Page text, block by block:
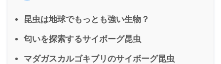
昆虫は地球でもっとも強い生物？
匂いを探索するサイボーグ昆虫
マダガスカルゴキブリのサイボーグ昆虫